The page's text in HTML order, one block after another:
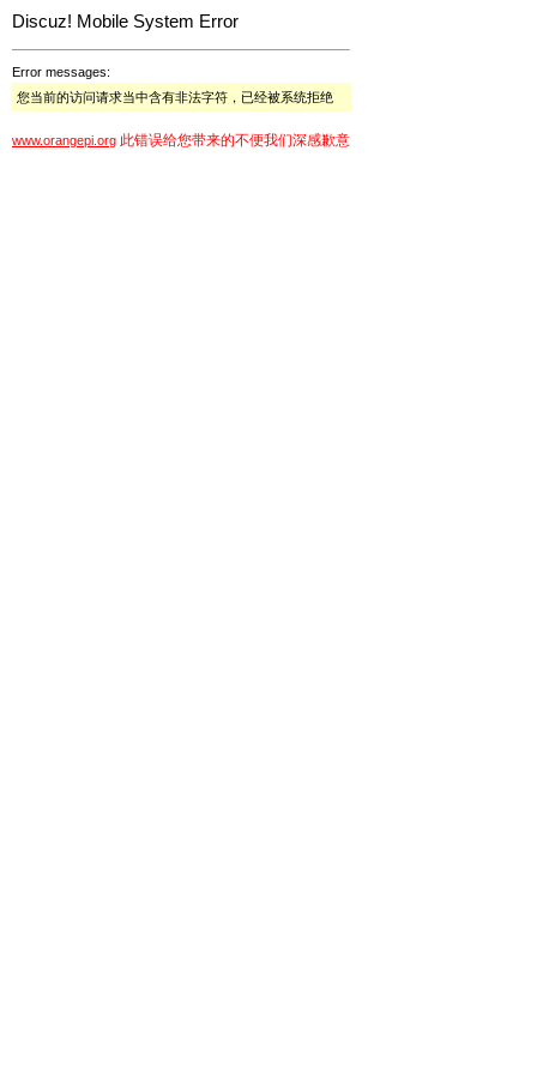
Discuz! Mobile System Error
Error messages:
您当前的访问请求当中含有非法字符，已经被系统拒绝
www.orangepi.org 此错误给您带来的不便我们深感歉意